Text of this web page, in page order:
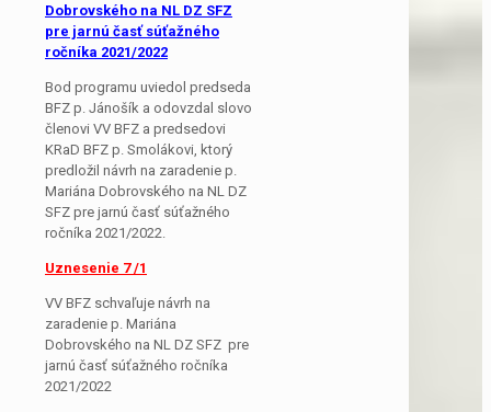
Dobrovského na NL DZ SFZ
pre jarnú časť súťažného
ročníka 2021/2022
Bod programu uviedol predseda
BFZ p. Jánošík a odovzdal slovo
členovi VV BFZ a predsedovi
KRaD BFZ p. Smolákovi, ktorý
predložil návrh na zaradenie p.
Mariána Dobrovského na NL DZ
SFZ pre jarnú časť súťažného
ročníka 2021/2022.
Uznesenie 7 /1
VV BFZ schvaľuje návrh na
zaradenie p. Mariána
Dobrovského na NL DZ SFZ pre
jarnú časť súťažného ročníka
2021/2022